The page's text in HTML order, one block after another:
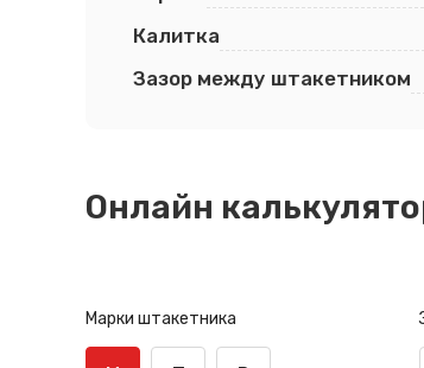
Калитка
Зазор между штакетником
Онлайн
Марки штакетника